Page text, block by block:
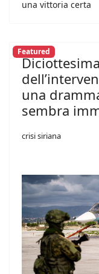
una vittoria certa
Featured
una
sembra
crisi siriana